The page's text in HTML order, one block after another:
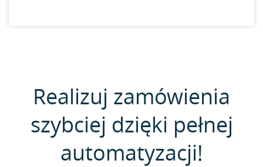
Realizuj zamówienia
szybciej dzięki pełnej
automatyzacji!